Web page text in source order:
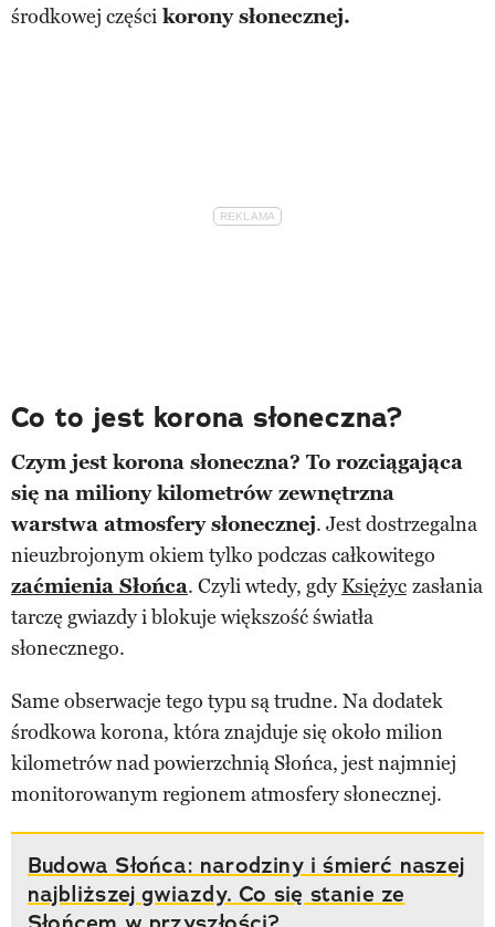
środkowej części korony słonecznej.
Co to jest korona słoneczna?
Czym jest korona słoneczna? To rozciągająca
się na miliony kilometrów zewnętrzna
warstwa atmosfery słonecznej. Jest dostrzegalna
nieuzbrojonym okiem tylko podczas całkowitego
zaćmienia Słońca. Czyli wtedy, gdy Księżyc zasłania
tarczę gwiazdy i blokuje większość światła
słonecznego.
Same obserwacje tego typu są trudne. Na dodatek
środkowa korona, która znajduje się około milion
kilometrów nad powierzchnią Słońca, jest najmniej
monitorowanym regionem atmosfery słonecznej.
Budowa Słońca: narodziny i śmierć naszej
najbliższej gwiazdy. Co się stanie ze